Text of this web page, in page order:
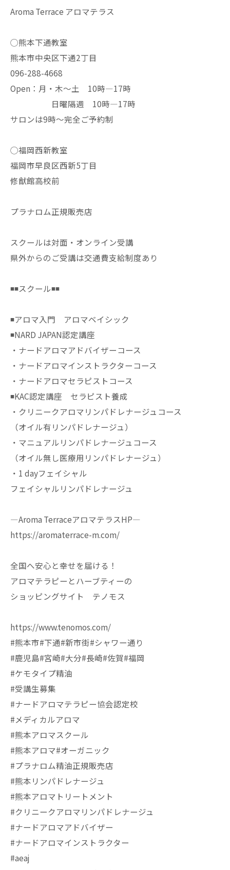
Aroma Terrace アロマテラス
◯熊本下通教室
熊本市中央区下通2丁目
096-288-4668
Open：月・木〜土 10時—17時
日曜隔週 10時—17時
サロンは9時〜完全ご予約制
◯福岡西新教室
福岡市早良区西新5丁目
修猷館高校前
プラナロム正規販売店
スクールは対面・オンライン受講
県外からのご受講は交通費支給制度あり
◾️◾️スクール◾️◾️
◾️アロマ入門 アロマベイシック
◾️NARD JAPAN認定講座
・ナードアロマアドバイザーコース
・ナードアロマインストラクターコース
・ナードアロマセラピストコース
◾️KAC認定講座 セラピスト養成
・クリニークアロマリンパドレナージュコース
（オイル有リンパドレナージュ）
・マニュアルリンパドレナージュコース
（オイル無し医療用リンパドレナージュ）
・1 dayフェイシャル
フェイシャルリンパドレナージュ
—Aroma TerraceアロマテラスHP—
https://aromaterrace-m.com/
全国へ安心と幸せを届ける！
アロマテラピーとハーブティーの
ショッピングサイト テノモス
https://www.tenomos.com/
#熊本市#下通#新市街#シャワー通り
#鹿児島#宮崎#大分#長崎#佐賀#福岡
#ケモタイプ精油
#受講生募集
#ナードアロマテラピー協会認定校
#メディカルアロマ
#熊本アロマスクール
#熊本アロマ#オーガニック
#プラナロム精油正規販売店
#熊本リンパドレナージュ
#熊本アロマトリートメント
#クリニークアロマリンパドレナージュ
#ナードアロマアドバイザー
#ナードアロマインストラクター
#aeaj